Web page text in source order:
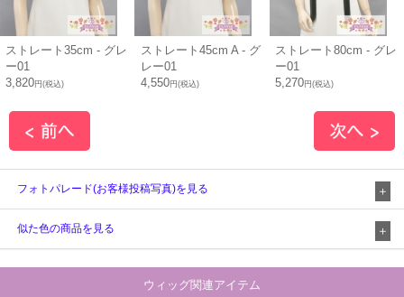
ストレート35cm - グレ
ー01
3,820円(税込)
ストレート45cm A - グ
レー01
4,550円(税込)
ストレート80cm - グレ
ー01
5,270円(税込)
フォトパレード(お客様投稿写真)を見る
似た色の商品を見る
ウィッグ関連アイテム